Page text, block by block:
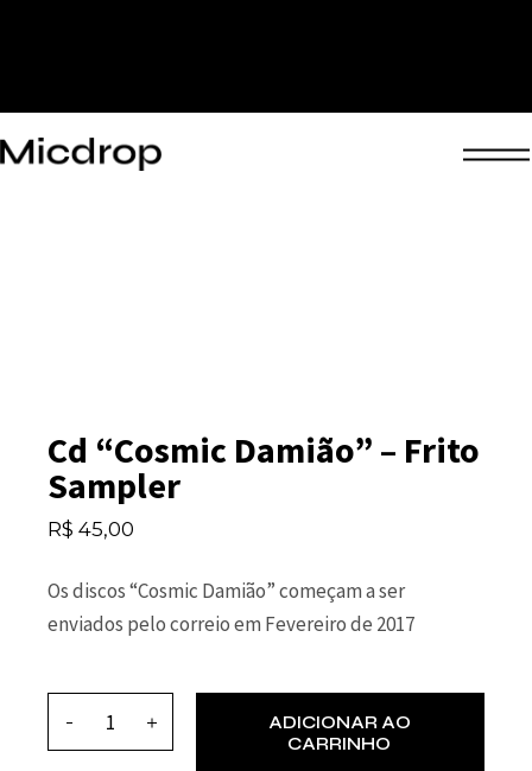
Cd “Cosmic Damião” – Frito
Sampler
R$ 45,00
Os discos “Cosmic Damião” começam a ser
enviados pelo correio em Fevereiro de 2017
ADICIONAR AO
CARRINHO